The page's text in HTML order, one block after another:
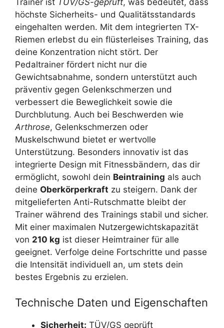
höchste Sicherheits- und Qualitätsstandards
eingehalten werden. Mit dem integrierten TX-
Riemen erlebst du ein flüsterleises Training, das
deine Konzentration nicht stört. Der
Pedaltrainer fördert nicht nur die
Gewichtsabnahme, sondern unterstützt auch
präventiv gegen Gelenkschmerzen und
verbessert die Beweglichkeit sowie die
Durchblutung. Auch bei Beschwerden wie
Arthrose, Gelenkschmerzen oder
Muskelschwund bietet er wertvolle
Unterstützung. Besonders innovativ ist das
integrierte Design mit Fitnessbändern, das dir
ermöglicht, sowohl dein Beintraining als auch
deine Oberkörperkraft zu steigern. Dank der
mitgelieferten Anti-Rutschmatte bleibt der
Trainer während des Trainings stabil und sicher.
Mit einer maximalen Nutzergewichtskapazität
von 210 kg ist dieser Heimtrainer für alle
geeignet. Verfolge deine Fortschritte und passe
die Intensität individuell an, um stets dein
bestes Ergebnis zu erzielen.
Technische Daten und Eigenschaften
Sicherheit: TÜV/GS geprüft